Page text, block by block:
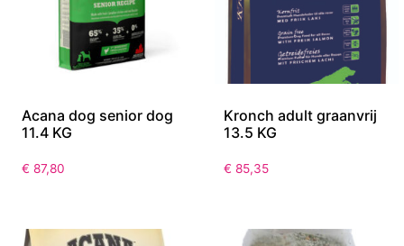
Acana dog senior dog
11.4 KG
€ 87,80
Kronch adult graanvrij
13.5 KG
€ 85,35